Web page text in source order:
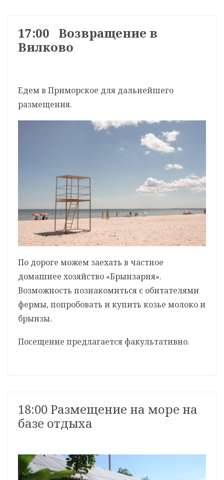
17:00 Возвращение в
Вилково
Едем в Приморское для дальнейшего
размещения.
По дороге можем заехать в частное
домашнее хозяйство «Брынзарня».
Возможность познакомиться с обитателями
фермы, попробовать и купить козье молоко и
брынзы.
Посещение предлагается факультативно.
18:00 Размещение на море на
базе отдыха